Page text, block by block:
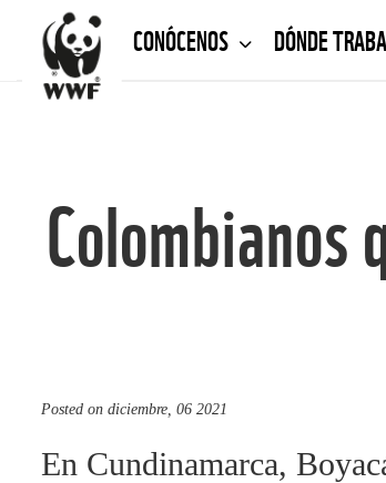
CONÓCENOS DÓNDE
Posted on diciembre, 06 2021
En Cundinamarca,